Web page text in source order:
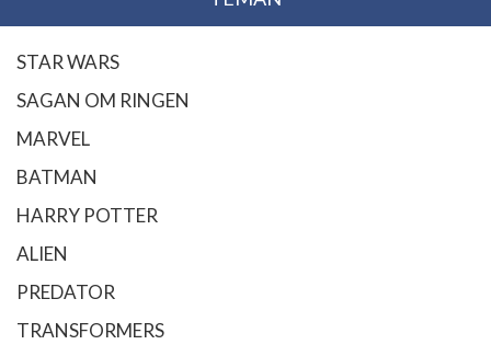
STAR WARS
SAGAN OM RINGEN
MARVEL
BATMAN
HARRY POTTER
ALIEN
PREDATOR
TRANSFORMERS